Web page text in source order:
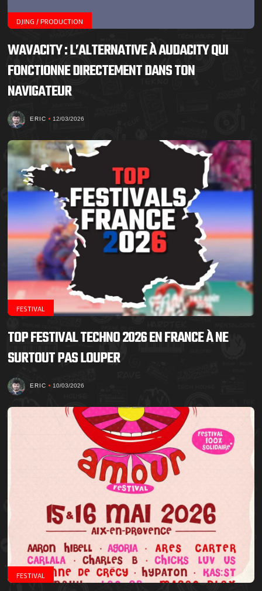
DJING / PRODUCTION
WAVACITY : L’ALTERNATIVE À AUDACITY QUI
FONCTIONNE DIRECTEMENT DANS TON
NAVIGATEUR
ERIC 12/03/2026
FESTIVAL
TOP FESTIVAL TECHNO 2026 EN FRANCE À NE
SURTOUT PAS LOUPER
ERIC 10/03/2026
FESTIVAL